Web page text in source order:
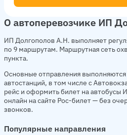
О автоперевозчике ИП
ИП Долгополов А.Н. выполняет
по 9 маршрутам. Маршрутная сеть
пункта.
Основные отправления выполняются
автостанций, в том числе с
рейс и оформить билет на
онлайн на сайте Рос-билет — без
звонков.
Популярные направления